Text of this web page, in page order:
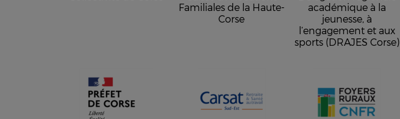
Familiales de la Haute-
Corse
académique à la
jeunesse, à
l’engagement et aux
sports (DRAJES Corse)